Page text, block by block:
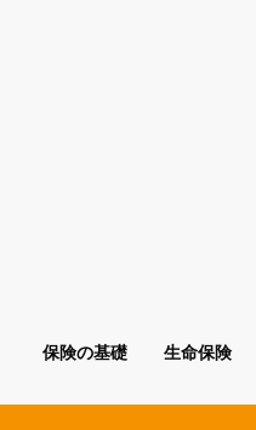
保険の基礎 生命保険